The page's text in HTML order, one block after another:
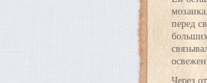
перед
Через